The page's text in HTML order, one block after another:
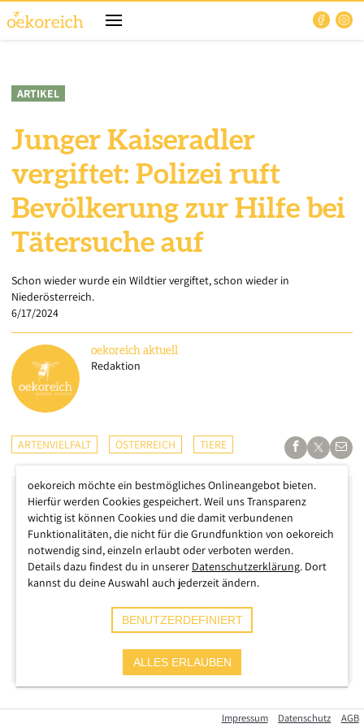
ARTIKEL
Junger Kaiseradler
vergiftet: Polizei ruft
Bevölkerung zur Hilfe bei
Tätersuche auf
Schon wieder wurde ein Wildtier vergiftet, schon wieder in
Niederösterreich.
6/17/2024
oekoreich aktuell
Redaktion
ARTENVIELFALT ÖSTERREICH TIERE
Schon wieder wurde ein Wildtier vergiftet, schon wieder in
Impressum Datenschutz AGB
oekoreich möchte ein bestmögliches Onlineangebot bieten.
Hierfür werden Cookies gespeichert. Weil uns Transparenz
wichtig ist können Cookies und die damit verbundenen
Funktionalitäten, die nicht für die Grundfunktion von oekoreich
notwendig sind, einzeln erlaubt oder verboten werden.
Details dazu findest du in unserer Datenschutzerklärung. Dort
kannst du deine Auswahl auch jederzeit ändern.
BENUTZERDEFINIERT
ALLES ERLAUBEN